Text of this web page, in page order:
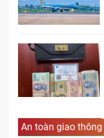
An toàn giao thông